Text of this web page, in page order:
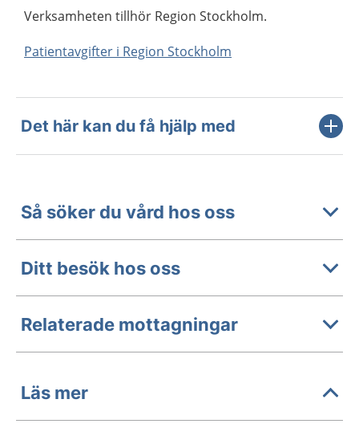
Verksamheten tillhör Region Stockholm.
Patientavgifter i Region Stockholm
Det här kan du få hjälp med
Så söker du vård hos oss
Ditt besök hos oss
Relaterade mottagningar
Läs mer